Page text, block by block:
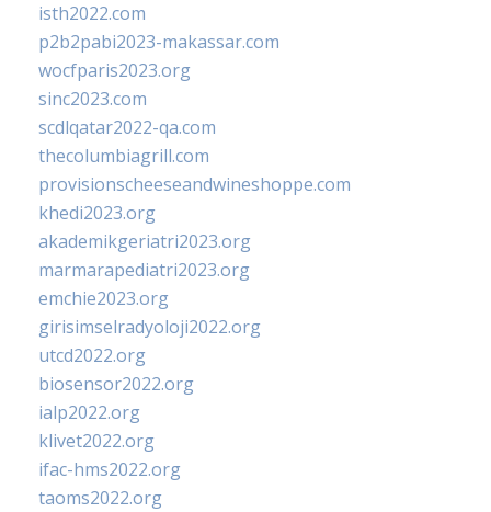
isth2022.com
p2b2pabi2023-makassar.com
wocfparis2023.org
sinc2023.com
scdlqatar2022-qa.com
thecolumbiagrill.com
provisionscheeseandwineshoppe.com
khedi2023.org
akademikgeriatri2023.org
marmarapediatri2023.org
emchie2023.org
girisimselradyoloji2022.org
utcd2022.org
biosensor2022.org
ialp2022.org
klivet2022.org
ifac-hms2022.org
taoms2022.org